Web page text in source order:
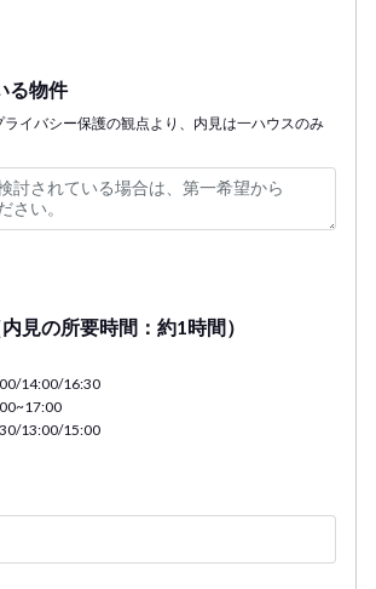
る物件
イバシー保護の観点より、内見は一ハウスのみ
内見の所要時間：約1時間）
14:00/16:30
13:00/15:00